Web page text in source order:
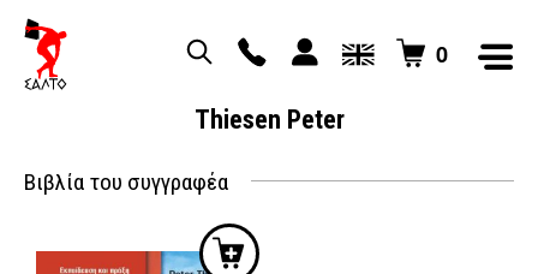
0
Thiesen Peter
Βιβλία του συγγραφέα